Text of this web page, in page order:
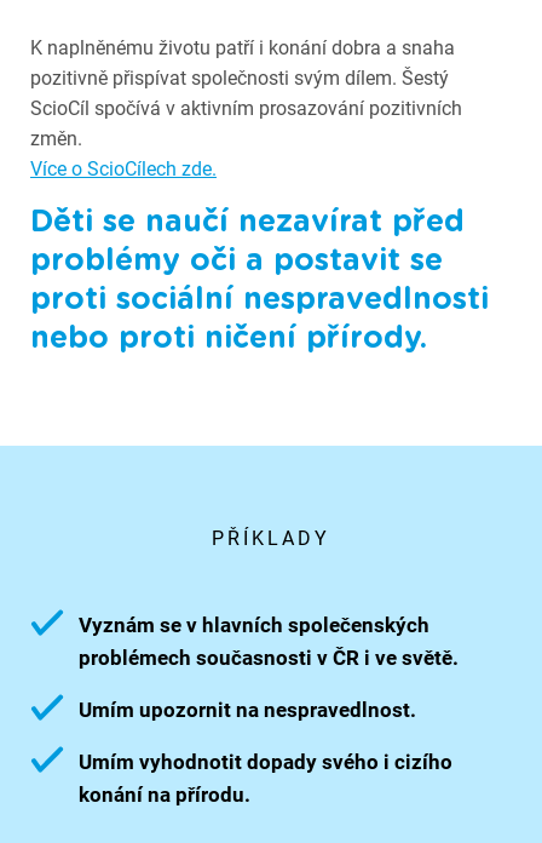
K naplněnému životu patří i konání dobra a snaha
pozitivně přispívat společnosti svým dílem. Šestý
ScioCíl spočívá v aktivním prosazování pozitivních
změn.
Více o ScioCílech zde.
Děti se naučí nezavírat před
problémy oči a postavit se
proti sociální nespravedlnosti
nebo proti ničení přírody.
PŘÍKLADY
Vyznám se v hlavních společenských
problémech současnosti v ČR i ve světě.
Umím upozornit na nespravedlnost.
Umím vyhodnotit dopady svého i cizího
konání na přírodu.